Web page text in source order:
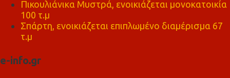
Πικουλιάνικα Μυστρά, ενοικιάζεται μονοκατοικία
100 τ.μ
Σπάρτη, ενοικιάζεται επιπλωμένο διαμέρισμα 67
τ.μ
e-info.gr